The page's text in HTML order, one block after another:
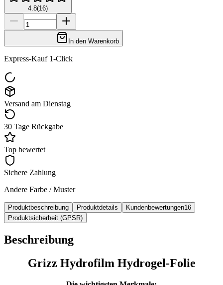
4.8(16)
In den Warenkorb
Express-Kauf 1-Click
Versand am Dienstag
30 Tage Rückgabe
Top bewertet
Sichere Zahlung
Andere Farbe / Muster
Produktbeschreibung Produktdetails Kundenbewertungen16
Produktsicherheit (GPSR)
Beschreibung
Grizz Hydrofilm Hydrogel-Folie